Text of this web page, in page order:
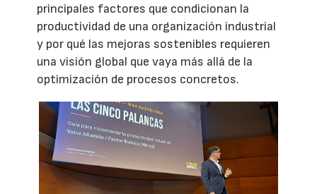
principales factores que condicionan la
productividad de una organización industrial
y por qué las mejoras sostenibles requieren
una visión global que vaya más allá de la
optimización de procesos concretos.